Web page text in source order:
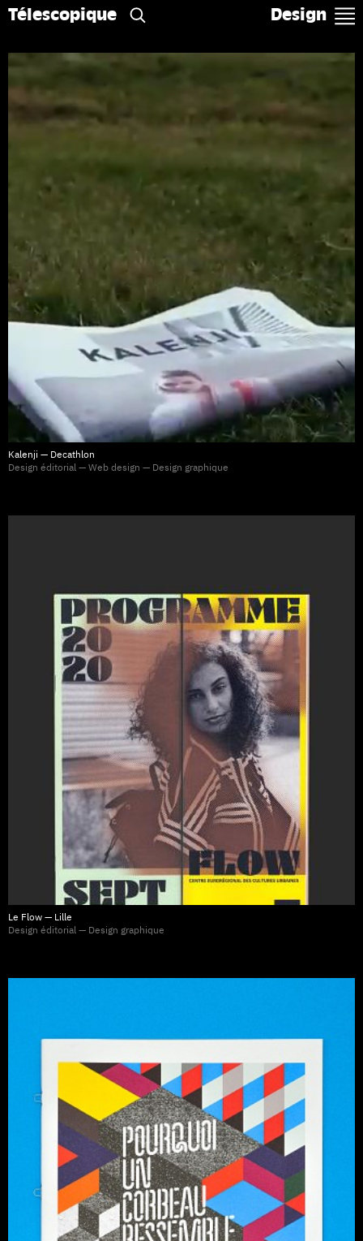
Télescopique Design
Kalenji — Decathlon
Design éditorial — Web design — Design graphique
Le Flow — Lille
Design éditorial — Design graphique